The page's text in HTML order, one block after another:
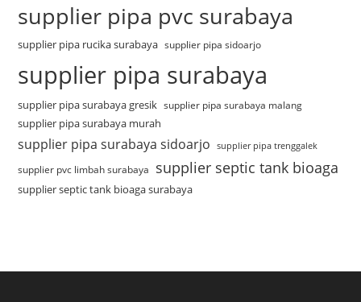
supplier pipa pvc surabaya
supplier pipa rucika surabaya supplier pipa sidoarjo
supplier pipa surabaya
supplier pipa surabaya gresik supplier pipa surabaya malang
supplier pipa surabaya murah
supplier pipa surabaya sidoarjo supplier pipa trenggalek
supplier pvc limbah surabaya supplier septic tank bioaga
supplier septic tank bioaga surabaya